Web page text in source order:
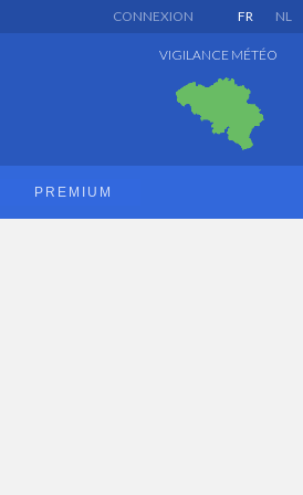
FR NL
CONNEXION
VIGILANCE MÉTÉO
PREMIUM